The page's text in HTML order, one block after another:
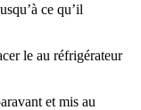
ce qu’il
le au réfrigérateur
et mis au